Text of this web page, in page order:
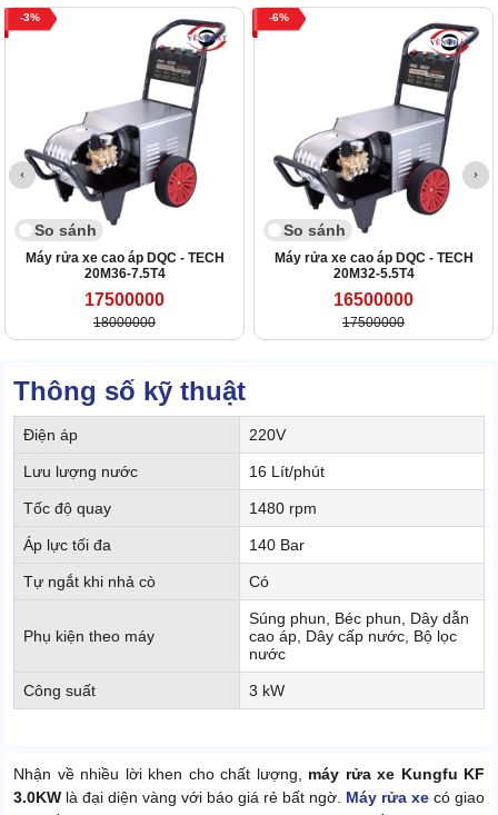
3
So sánh
Máy rửa xe cao áp DQC - TECH
20M36-7.5T4
17500000
18000000
6
So sánh
Máy rửa xe cao áp DQC - TECH
20M32-5.5T4
16500000
17500000
Thông số kỹ thuật
Điện áp 220V
Lưu lượng nước 16 Lít/phút
Tốc độ quay 1480 rpm
Áp lực tối đa 140 Bar
Tự ngắt khi nhả cò Có
Phụ kiện theo máy
Súng phun, Béc phun, Dây dẫn
cao áp, Dây cấp nước, Bộ lọc
nước
Công suất 3 kW
Nhận về nhiều lời khen cho chất lượng, máy rửa xe Kungfu KF
3.0KW là đại diện vàng với báo giá rẻ bất ngờ. Máy rửa xe có giao